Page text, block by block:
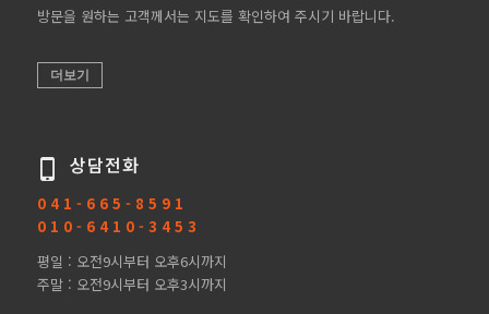
방문을 원하는 고객께서는 지도를 확인하여 주시기 바랍니다.
더보기
상담전화
0 4 1 - 6 6 5 - 8 5 9 1
0 1 0 - 6 4 1 0 - 3 4 5 3
평일 : 오전9시부터 오후6시까지
주말 : 오전9시부터 오후3시까지